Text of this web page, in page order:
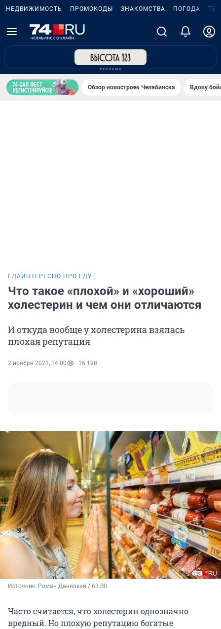
НЕДВИЖИМОСТЬ ПРОМОКОДЫ ЗНАКОМСТВА ПОГОДА
Обзор новостроек Челябинска Вдову
ЕДА ИНТЕРЕСНО ПРО ЕДУ
Что такое «плохой» и «хороший»
холестерин и чем они отличаются
И откуда вообще у холестерина взялась
плохая репутация
2 ноября 2021, 14:00 16 198
Источник: Роман Данилкин / 63.RU
Часто считается, что холестерин однозначно
вредный. Но плохую репутацию богатые